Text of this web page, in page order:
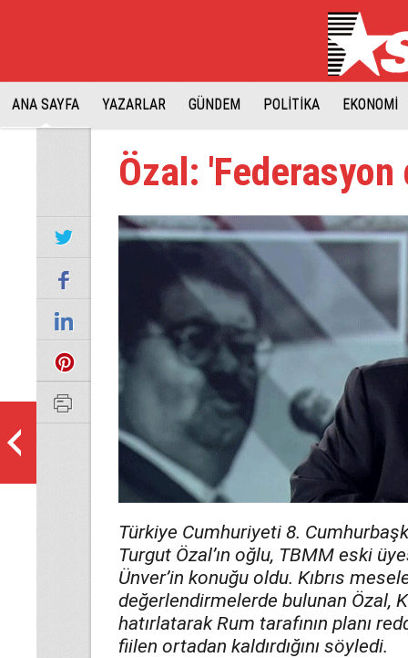
ANA SAYFA YAZARLAR GÜNDEM POLİTİKA EKONOMİ
Özal:
Türkiye Cumhuriyeti 8.
Turgut Özal’ın oğlu, TBMM eski
Ünver’in konuğu oldu. Kıbrıs
değerlendirmelerde bulunan Özal,
hatırlatarak Rum tarafının planı
fiilen ortadan kaldırdığını söyledi.